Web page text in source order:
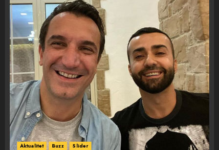
Aktualitet Buzz Slider